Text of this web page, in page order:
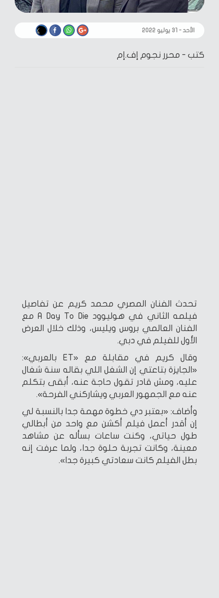
الأحد - ٣١ يوليو ٢٠٢٢
كتب - محرر نجوم إف.إم
تحدث الفنان المصري محمد كريم عن تفاصيل
فيلمه الثاني في هوليوود A Day To Die مع
الفنان العالمي بروس ويليس، وذلك خلال العرض
الأول للفيلم في دبي.
وقال كريم في مقابلة مع «ET بالعربي»:
«الجايزة بتاعتي إن الشغل اللي بقاله سنة شغال
عليه، ومش قادر تقول حاجة عنه، أبقى بتكلم
عنه مع الجمهور العربي ويشاركني الفرحة».
وأضاف: «بعتبر دي خطوة مهمة جدا بالنسبة لي
إن أقدر أعمل فيلم أكشن مع واحد من أبطالي
طول حياتي، وكنت ساعات بسأله عن مشاهد
معينة، وكانت تجربة حلوة جدا، ولما عرفت إنه
بطل الفيلم كانت سعادتي كبيرة جدا».